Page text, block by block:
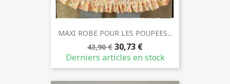
MAXI ROBE POUR LES POUPEES...
43,90 € 30,73 €
Derniers articles en stock